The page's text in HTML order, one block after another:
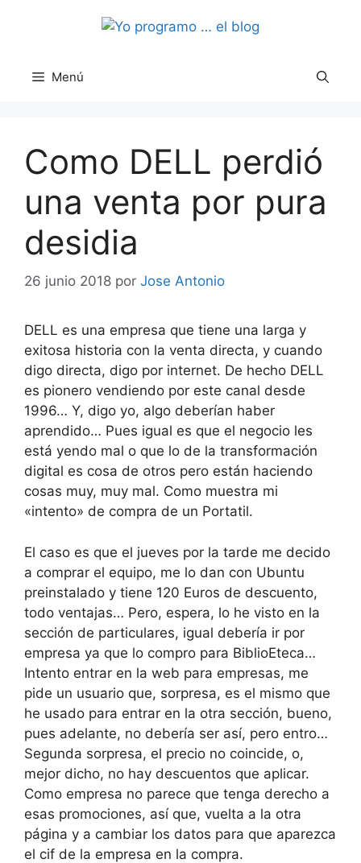
Menú
Como DELL perdió
una venta por pura
desidia
26 junio 2018 por Jose Antonio
DELL es una empresa que tiene una larga y
exitosa historia con la venta directa, y cuando
digo directa, digo por internet. De hecho DELL
es pionero vendiendo por este canal desde
1996… Y, digo yo, algo deberían haber
aprendido… Pues igual es que el negocio les
está yendo mal o que lo de la transformación
digital es cosa de otros pero están haciendo
cosas muy, muy mal. Como muestra mi
«intento» de compra de un Portatil.
El caso es que el jueves por la tarde me decido
a comprar el equipo, me lo dan con Ubuntu
preinstalado y tiene 120 Euros de descuento,
todo ventajas… Pero, espera, lo he visto en la
sección de particulares, igual debería ir por
empresa ya que lo compro para BiblioEteca…
Intento entrar en la web para empresas, me
pide un usuario que, sorpresa, es el mismo que
he usado para entrar en la otra sección, bueno,
pues adelante, no debería ser así, pero entro…
Segunda sorpresa, el precio no coincide, o,
mejor dicho, no hay descuentos que aplicar.
Como empresa no parece que tenga derecho a
esas promociones, así que, vuelta a la otra
página y a cambiar los datos para que aparezca
el cif de la empresa en la compra.